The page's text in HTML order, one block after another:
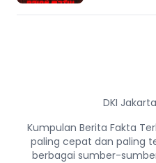
DKI
Kumpulan Berita Fakta
paling cepat dan paling
berbagai sumber-